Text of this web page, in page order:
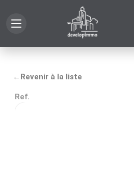
← Revenir à la liste
Ref.